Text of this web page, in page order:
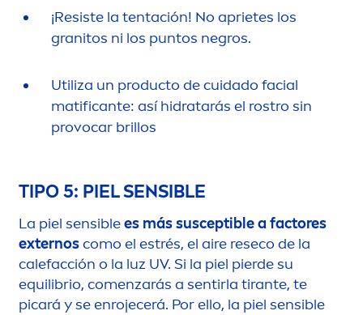
¡Resiste la tentación! No aprietes los
granitos ni los puntos negros.
Utiliza un producto de cuidado facial
matificante: así hidratarás el rostro sin
provocar brillos
TIPO 5: PIEL SENSIBLE
La piel sensiblees más susceptible a factores
externoscomo el estrés, el aire reseco de la
calefacción o la luz UV. Si la piel pierde su
equilibrio, comenzarás a sentirla tirante, te
picará y se enrojecerá. Por ello, la piel sensible